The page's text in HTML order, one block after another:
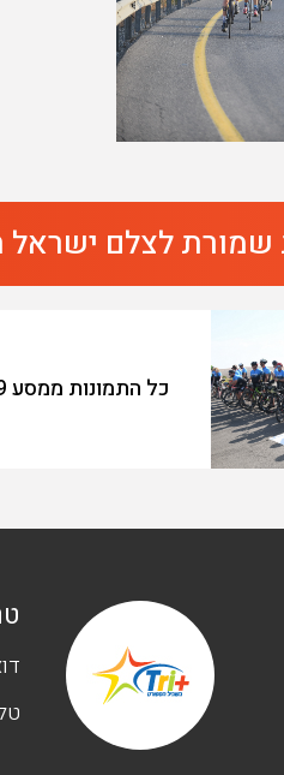
שמורת לצלם ישראל
כל התמונות ממסע Sweet Ride 2019